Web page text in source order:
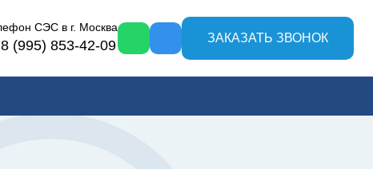
СЭС в г. Москва
8 (995) 853-42-09 ЗАКАЗАТЬ ЗВОНОК